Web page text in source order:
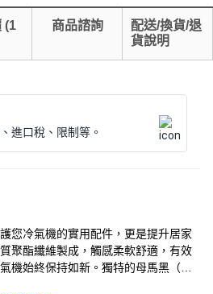
(1
商品諮詢
配送/換貨/退
貨說明
進口稅、限制等。
您冷氣機的實用配件，更是提升居家
聚酯纖維製成，觸感柔軟舒適，有效
機始終保持如新。獨特的母馬黑（黑